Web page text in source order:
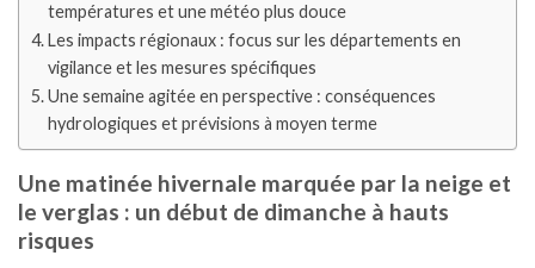
températures et une météo plus douce
Les impacts régionaux : focus sur les départements en
vigilance et les mesures spécifiques
Une semaine agitée en perspective : conséquences
hydrologiques et prévisions à moyen terme
Une matinée hivernale marquée par la neige et
le verglas : un début de dimanche à hauts
risques